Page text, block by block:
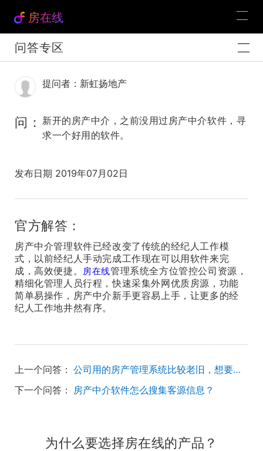
房在线
问答专区
提问者：新虹扬地产
问： 新开的房产中介，之前没用过房产中介软件，寻
求一个好用的软件。
发布日期 2019年07月02日
官方解答：
房产中介管理软件已经改变了传统的经纪人工作模
式，以前经纪人手动完成工作现在可以用软件来完
成，高效便捷。 房在线管理系统全方位管控公司资源，
精细化管理人员行程，快速采集外网优质房源，功能
简单易操作，房产中介新手更容易上手，让更多的经
纪人工作地井然有序。
上一个问答：
公司用的房产管理系统比较老旧，想要更换比较先进软件，麻烦推荐一下！
下一个问答： 房产中介软件怎么搜集客源信息？
为什么要选择房在线的产品？